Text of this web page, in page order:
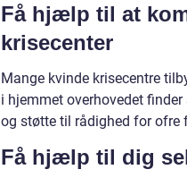
Få hjælp til at
krisecenter
Mange kvinde krisecentre
i hjemmet overhovedet
og støtte til rådighed for ofre
Få hjælp til dig